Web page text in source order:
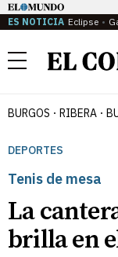
ES NOTICIA Eclipse
Menú
BURGOS RIBERA
DEPORTES
Tenis de mesa
La
brilla en